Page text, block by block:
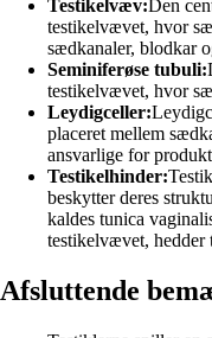
Testikelvæv:Den
testikelvævet, hvor
sædkanaler, blodkar
Seminiferøse tubuli:
testikelvævet, hvor
Leydigceller:
placeret mellem
ansvarlige for
Testikelhinder:
beskytter deres
kaldes tunica
testikelvævet, hedder
Afsluttende